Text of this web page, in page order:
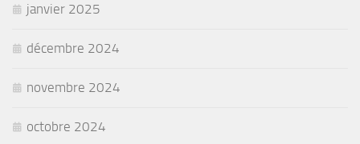
janvier 2025
décembre 2024
novembre 2024
octobre 2024